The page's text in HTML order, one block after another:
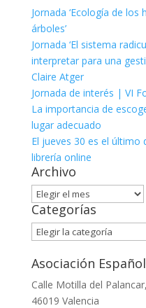
Jornada ‘Ecología de
árboles’
Jornada ‘El sistema
interpretar para una
Claire Atger
Jornada de interés | VI
La importancia de
lugar adecuado
El jueves 30 es el último
librería online
Archivo
Archivo
Categorías
Categorías
Asociación
Calle Motilla del
46019 Valencia